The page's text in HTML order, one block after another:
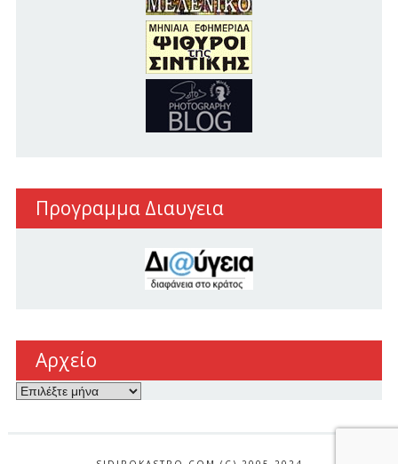
Προγραμμα Διαυγεια
Αρχείο
Αρχείο